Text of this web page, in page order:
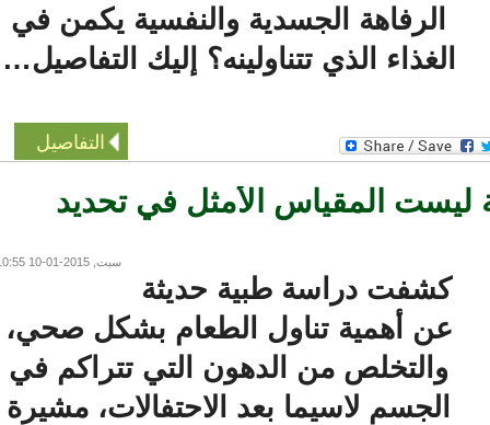
الرفاهة الجسدية والنفسية يكمن في
الغذاء الذي تتناولينه؟ إليك التفاصيل…
التفاصيل
المقياس الأمثل في تحديد
سبت, 2015-01-10 10:55
كشفت دراسة طبية حديثة
عن أهمية تناول الطعام بشكل صحي،
والتخلص من الدهون التي تتراكم في
الجسم لاسيما بعد الاحتفالات، مشيرة